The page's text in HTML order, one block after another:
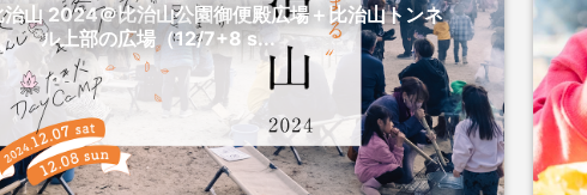
治山 2024＠比治山公園御便殿広場＋比治山トンネ
ル上部の広場（12/7+8 s...